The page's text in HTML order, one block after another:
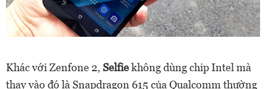
Khác với Zenfone 2, Selfiekhông dùng chip Intel mà
thay vào đó là Snapdragon 615 của Qualcomm thường